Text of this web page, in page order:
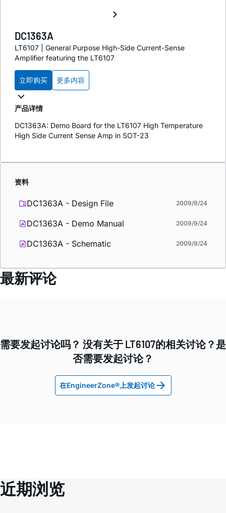
DC1363A
LT6107 | General Purpose High-Side Current-Sense
Amplifier featuring the LT6107
立即购买 更多内容
产品详情
DC1363A: Demo Board for the LT6107 High Temperature
High Side Current Sense Amp in SOT-23
资料
DC1363A - Design File 2009/9/24
DC1363A - Demo Manual 2009/9/24
DC1363A - Schematic 2009/9/24
最新评论
需要发起讨论吗？ 没有关于 LT6107的相关讨论？是
否需要发起讨论？
在EngineerZone®上发起讨论
近期浏览